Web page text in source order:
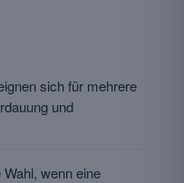
sich für mehrere
und
wenn eine